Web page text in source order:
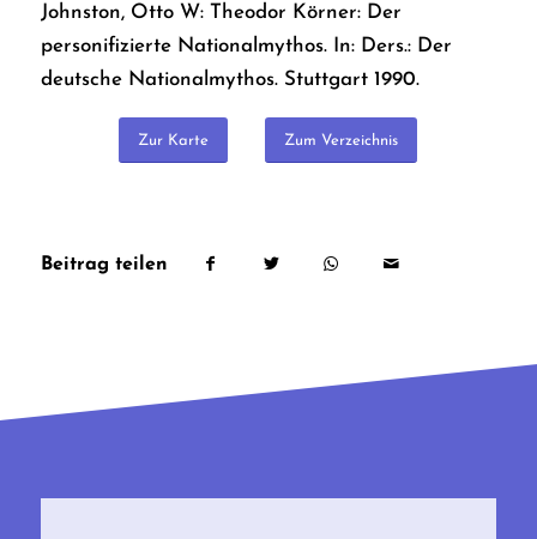
Johnston, Otto W: Theodor Körner: Der
personifizierte Nationalmythos. In: Ders.: Der
deutsche Nationalmythos. Stuttgart 1990.
Zur Karte Zum Verzeichnis
Beitrag teilen